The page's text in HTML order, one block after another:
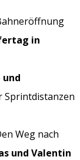
in
und
Sprintdistanzen
Weg nach
und Valentin